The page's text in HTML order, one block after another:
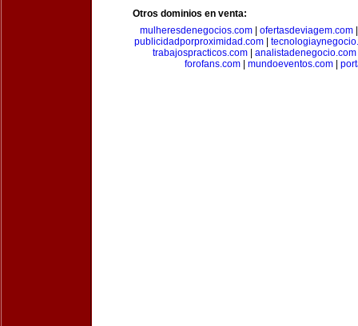
Otros dominios en venta:
mulheresdenegocios.com
ofertasdeviagem.com
publicidadporproximidad.com|
trabajospracticos.com| analistadenegocio.com
forofans.com
mundoeventos.com